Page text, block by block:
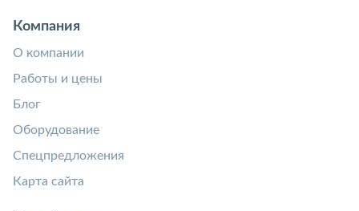
Компания
О компании
Работы и цены
Блог
Оборудование
Спецпредложения
Карта сайта